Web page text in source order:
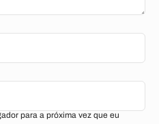
para a próxima vez que eu